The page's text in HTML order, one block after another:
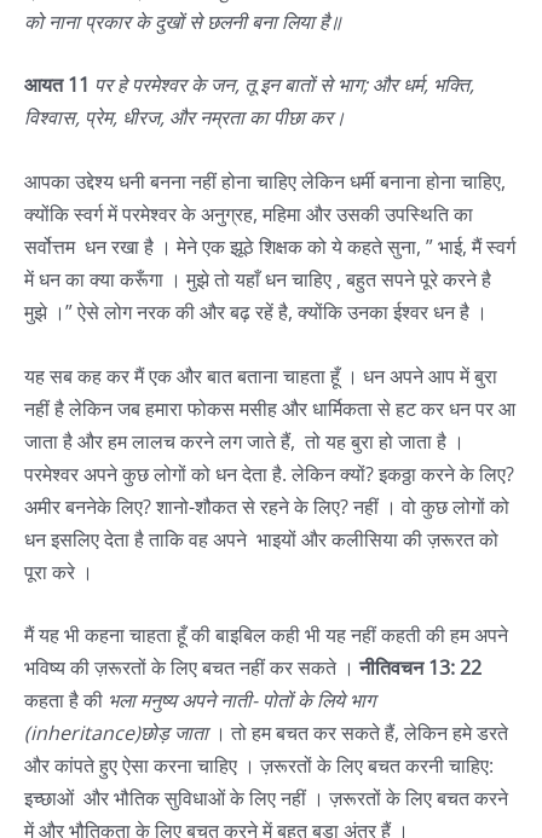
को नाना प्रकार के दुखों से छलनी बना लिया है॥
आयत 11 पर हे परमेश्वर के जन, तू इन बातों से भाग; और धर्म, भक्ति,
विश्वास, प्रेम, धीरज, और नम्रता का पीछा कर।
आपका उद्देश्य धनी बनना नहीं होना चाहिए लेकिन धर्मी बनाना होना चाहिए,
क्योंकि स्वर्ग में परमेश्वर के अनुग्रह, महिमा और उसकी उपस्थिति का
सर्वोत्तम धन रखा है । मेने एक झूठे शिक्षक को ये कहते सुना, ” भाई, मैं स्वर्ग
में धन का क्या करूँगा । मुझे तो यहाँ धन चाहिए , बहुत सपने पूरे करने है
मुझे ।” ऐसे लोग नरक की और बढ़ रहें है, क्योंकि उनका ईश्वर धन है ।
यह सब कह कर मैं एक और बात बताना चाहता हूँ । धन अपने आप में बुरा
नहीं है लेकिन जब हमारा फोकस मसीह और धार्मिकता से हट कर धन पर आ
जाता है और हम लालच करने लग जाते हैं, तो यह बुरा हो जाता है ।
परमेश्वर अपने कुछ लोगों को धन देता है. लेकिन क्यों? इकठ्ठा करने के लिए?
अमीर बननेके लिए? शानो-शौकत से रहने के लिए? नहीं । वो कुछ लोगों को
धन इसलिए देता है ताकि वह अपने भाइयों और कलीसिया की ज़रूरत को
पूरा करे ।
मैं यह भी कहना चाहता हूँ की बाइबिल कही भी यह नहीं कहती की हम अपने
भविष्य की ज़रूरतों के लिए बचत नहीं कर सकते ।नीतिवचन 13: 22
कहता है की भला मनुष्य अपने नाती- पोतों के लिये भाग
(inheritance)छोड़ जाता। तो हम बचत कर सकते हैं, लेकिन हमे डरते
और कांपते हुए ऐसा करना चाहिए । ज़रूरतों के लिए बचत करनी चाहिए:
इच्छाओं और भौतिक सुविधाओं के लिए नहीं । ज़रूरतों के लिए बचत करने
में और भौतिकता के लिए बचत करने में बहुत बड़ा अंतर हैं ।